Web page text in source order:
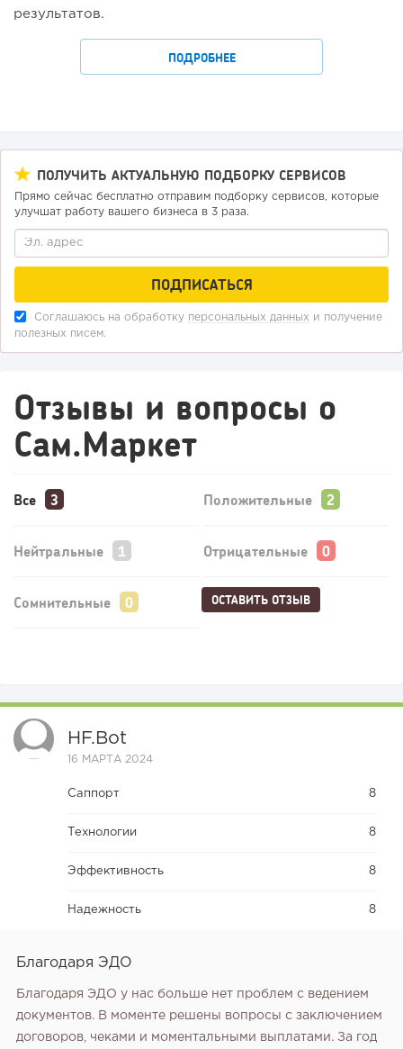
результатов.
ПОДРОБНЕЕ
ПОЛУЧИТЬ АКТУАЛЬНУЮ ПОДБОРКУ СЕРВИСОВ
Прямо сейчас бесплатно отправим подборку сервисов, которые
улучшат работу вашего бизнеса в 3 раза.
Соглашаюсь на обработку персональных данных и получение
полезных писем.
Отзывы и вопросы о
Сам.Маркет
Все Положительные
Нейтральные Отрицательные
Сомнительные ОСТАВИТЬ ОТЗЫВ
HF.bot
16 МАРТА 2024
Саппорт 8
Технологии 8
Эффективность 8
Надежность 8
Благодаря ЭДО
Благодаря ЭДО у нас больше нет проблем с ведением
документов. В моменте решены вопросы с заключением
договоров, чеками и моментальными выплатами. За год